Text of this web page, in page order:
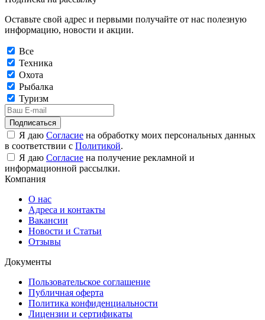
Оставьте свой адрес и первыми получайте от нас полезную
информацию, новости и акции.
Все
Техника
Охота
Рыбалка
Туризм
Подписаться
Я даю Согласие на обработку моих персональных данных
в соответствии с Политикой.
Я даю Согласие на получение рекламной и
информационной рассылки.
Компания
О нас
Адреса и контакты
Вакансии
Новости и Статьи
Отзывы
Документы
Пользовательское соглашение
Публичная оферта
Политика конфиденциальности
Лицензии и сертификаты